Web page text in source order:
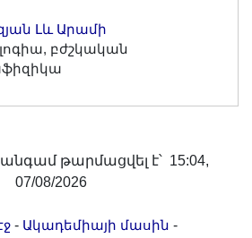
Լև Արամի
բժշկական
թարմացվել է՝ 15:04,
07/08/2026
- Ակադեմիայի մասին -